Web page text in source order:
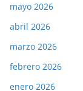
mayo 2026
abril 2026
marzo 2026
febrero 2026
enero 2026